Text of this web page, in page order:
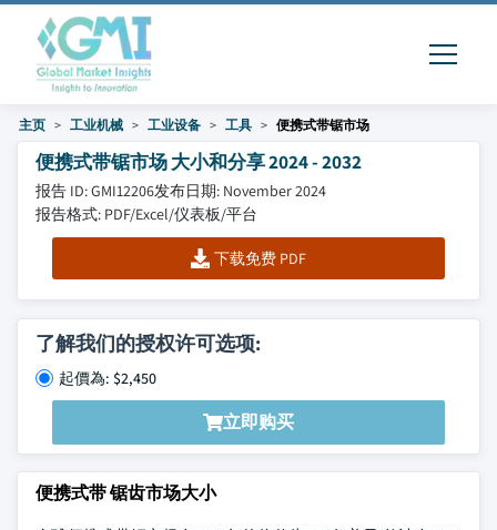
主页 工业机械 工业设备 工具 便携式带锯市场
便携式带锯市场 大小和分享 2024 - 2032
报告 ID: GMI12206发布日期: November 2024
报告格式: PDF/Excel/仪表板/平台
下载免费 PDF
了解我们的授权许可选项:
起價為: $2,450
立即购买
便携式带 锯齿市场大小